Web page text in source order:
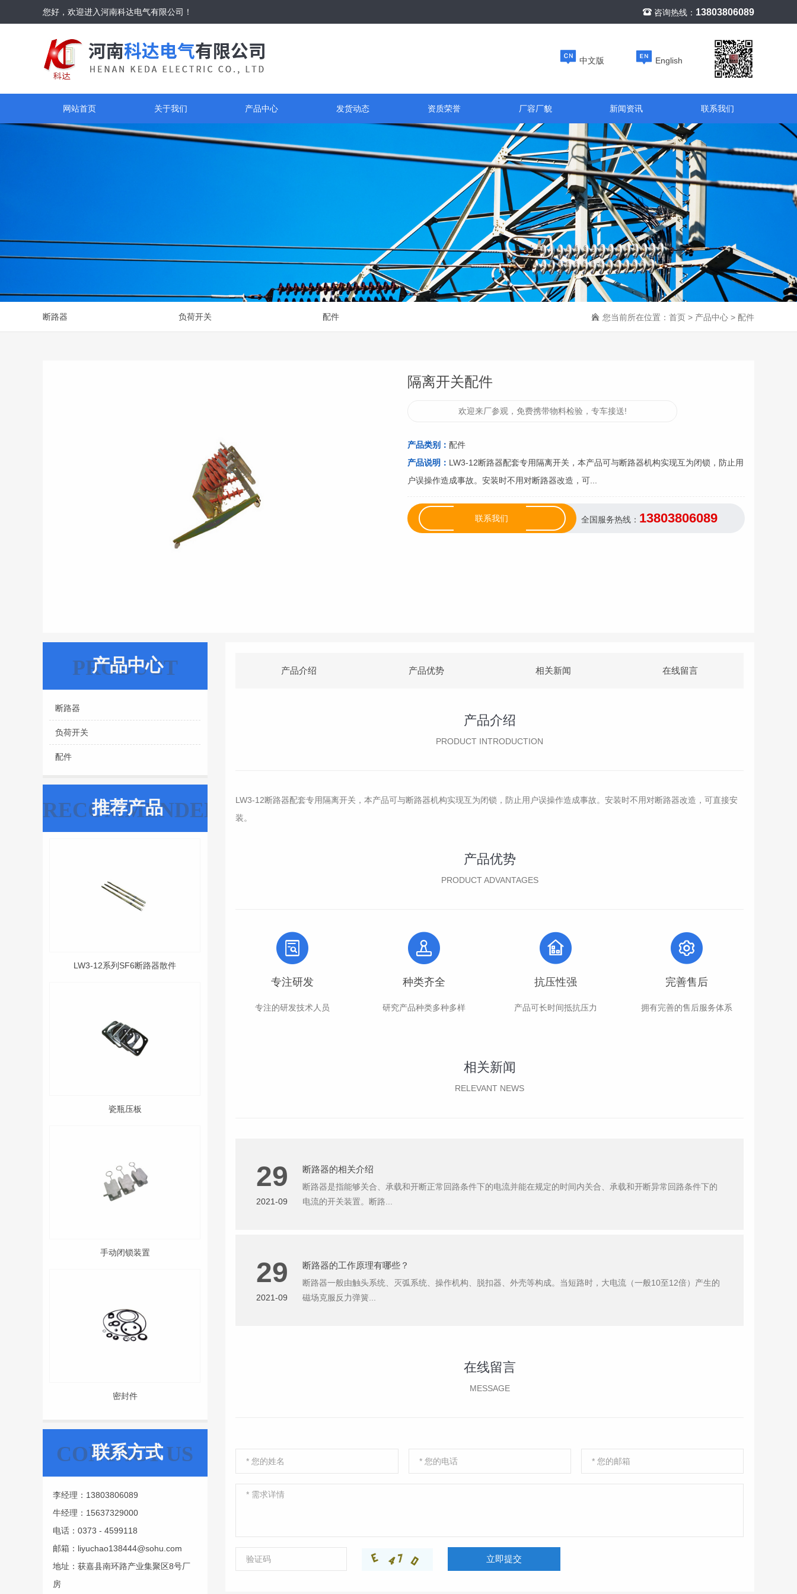
您好，欢迎进入河南科达电气有限公司！ 咨询热线： 13803806089
中文版 English
网站首页 关于我们 产品中心 发货动态 资质荣誉 厂容厂貌 新闻资讯 联系我们
断路器 负荷开关 配件 您当前所在位置： 首页 > 产品中心 > 配件
隔离开关配件
欢迎来厂参观，免费携带物料检验，专车接送!
产品类别： 配件
产品说明： LW3-12断路器配套专用隔离开关，本产品可与断路器机构实现互为闭锁，防止用
户误操作造成事故。安装时不用对断路器改造，可...
联系我们 全国服务热线： 13803806089
PRODUCT
产品中心
断路器
负荷开关
配件
RECOMMENDED
推荐产品
LW3-12系列SF6断路器散件
瓷瓶压板
手动闭锁装置
密封件
CONTACT US
联系方式
李经理：13803806089
牛经理：15637329000
电话：0373 - 4599118
邮箱：liyuchao138444@sohu.com
地址：获嘉县南环路产业集聚区8号厂
房
产品介绍 产品优势 相关新闻 在线留言
产品介绍
PRODUCT INTRODUCTION
LW3-12断路器配套专用隔离开关，本产品可与断路器机构实现互为闭锁，防止用户误操作造成事故。安装时不用对断路器改造，可直接安
装。
产品优势
PRODUCT ADVANTAGES
专注研发
专注的研发技术人员
种类齐全
研究产品种类多种多样
抗压性强
产品可长时间抵抗压力
完善售后
拥有完善的售后服务体系
相关新闻
RELEVANT NEWS
29
2021-09
断路器的相关介绍
断路器是指能够关合、承载和开断正常回路条件下的电流并能在规定的时间内关合、承载和开断异常回路条件下的
电流的开关装置。断路...
29
2021-09
断路器的工作原理有哪些？
断路器一般由触头系统、灭弧系统、操作机构、脱扣器、外壳等构成。当短路时，大电流（一般10至12倍）产生的
磁场克服反力弹簧...
在线留言
MESSAGE
立即提交